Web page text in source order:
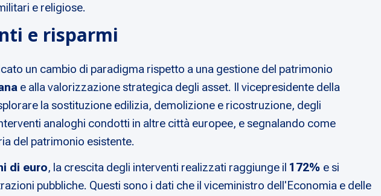
e religiose.
e risparmi
un cambio di paradigma rispetto a una gestione del patrimonio
e alla valorizzazione strategica degli asset. Il vicepresidente della
la sostituzione edilizia, demolizione e ricostruzione, degli
analoghi condotti in altre città europee, e segnalando come
del patrimonio esistente.
di euro, la crescita degli interventi realizzati raggiunge il 172% e si
pubbliche. Questi sono i dati che il viceministro dell'Economia e delle